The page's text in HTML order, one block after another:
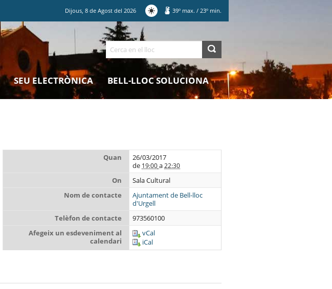
Dijous,8 deAgost del2026 39º max. / 23º min.
Cerca
SEU ELECTRÒNICA BELL-LLOC SOLUCIONA
Quan
26/03/2017
de 19:00 a22:30
On
Sala Cultural
Nom de contacte
Ajuntament de Bell-lloc
d'Urgell
Telèfon de contacte
973560100
Afegeix un esdeveniment al
calendari
vCal
iCal